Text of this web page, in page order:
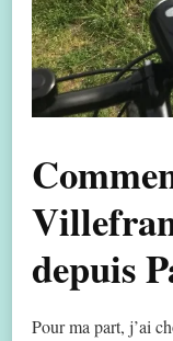
depuis
Pour ma part, j’ai